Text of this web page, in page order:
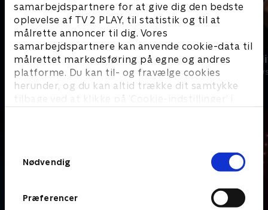
samarbejdspartnere for at give dig den bedste
oplevelse af TV 2 PLAY, til statistik og til at
målrette annoncer til dig. Vores
samarbejdspartnere kan anvende cookie-data til
målrettet markedsføring på egne og andres
platforme. Du kan til- og fravælge cookies
herunder, og du kan altid trække dit samtykke
tilbage ved at klikke på ’Cookie-indstillinger’ i
Nødvendig
Præferencer
Knæk Cancer
TV-Shows • 1 sæsoner
Mig og mit
2018 • TV-